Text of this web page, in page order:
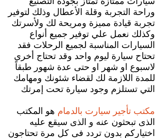
وراحة التجربة وقلة الأعطال وذلك لتوفير
تجربة قيادة مميزة ومريحة لك ولأسرتك
وكذلك نعمل علي توفير جميع أنواع
السيارات المناسبة لجميع الرحلات فقد
تحتاح سيارة ليوم واحد وقد تحتاج أخرى
لاسبوع او شهر او حتى عدة شهور طبقاً
للمدة اللازمة لك لقضاء شئونك ومهامك
التي تستلزم وجود سيارة تحت إمرتك
مكتب تأجير سيارت بالدمام هو المكتب
الذى تبحثون عنه و الذى سيقع عليه
اختياركم بدون تردد فى كل مرة تحتاجون